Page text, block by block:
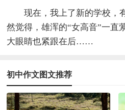
现在，我上了新的学校，
然觉得，雄浑的“女高音”一直
大眼睛也紧跟在后……
初中作文图文推荐